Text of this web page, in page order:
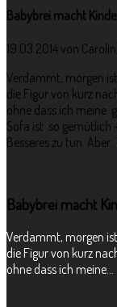
Babybrei macht
19.03.2014 von
Verdammt, morgen
die Figur von kurz
ohne dass ich meine
Sofa ist so gemütlich
Besseres zu tun. Aber...
Babybrei macht
Verdammt, morgen
die Figur von kurz
ohne dass ich meine...